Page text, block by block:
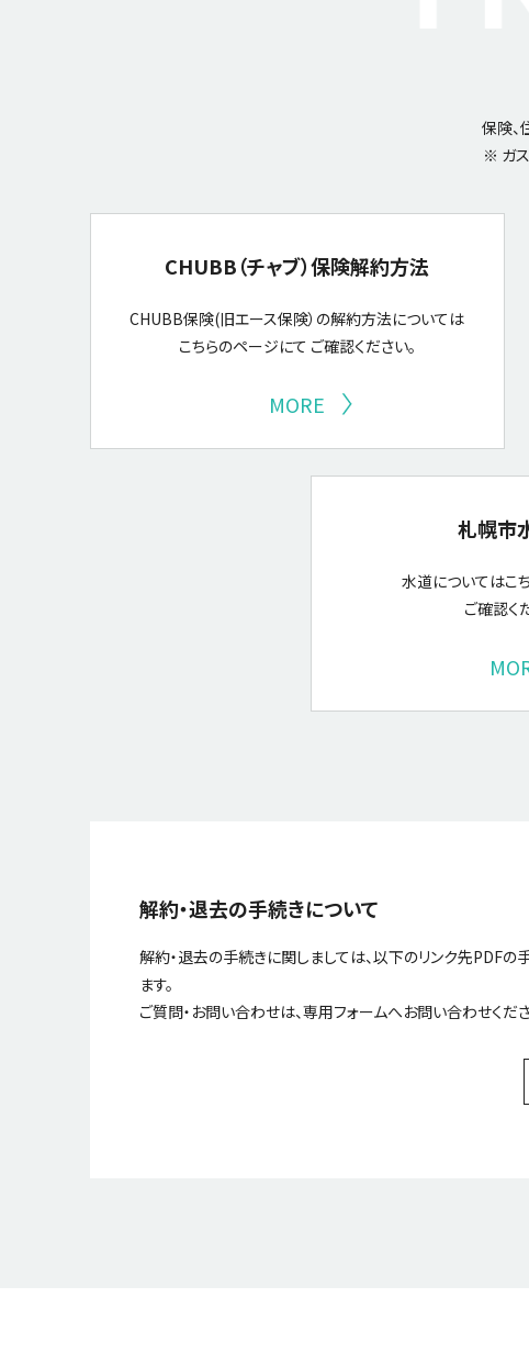
保険、
※ ガス
CHUBB（チャブ）保険解約方法
CHUBB保険(旧エース保険）の解約方法については
こちらのページにて ご確認ください。
MORE
札幌市
水道についてはこ
ご確認く
解約・退去の手続きについて
解約・退去の手続きに関しましては、以下のリンク先PDFの
ます。
ご質問・お問い合わせは、専用フォームへお問い合わせくださ